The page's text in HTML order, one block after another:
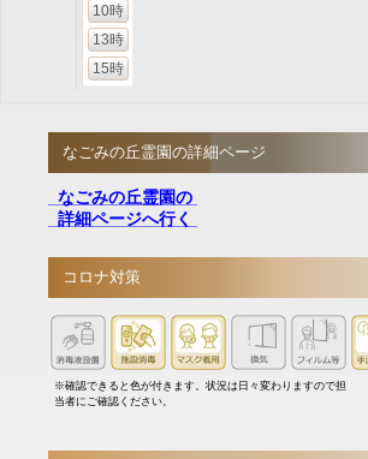
10時
13時
15時
なごみの丘霊園の詳細ページ
なごみの丘霊園の
詳細ページへ行く
コロナ対策
※確認できると色が付きます。状況は日々変わりますので担
当者にご確認ください。